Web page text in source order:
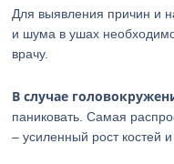
Для выявления причин и
и шума в ушах
врачу.
В случае
паниковать. Самая
– усиленный рост костей